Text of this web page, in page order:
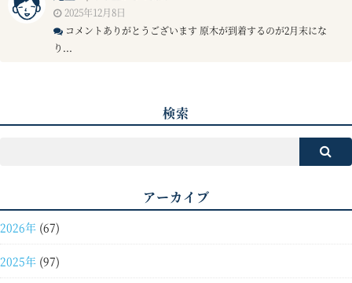
2025年12月8日
コメントありがとうございます 原木が到着するのが2月末にな
り...
検索
アーカイブ
2026年 (67)
2025年 (97)